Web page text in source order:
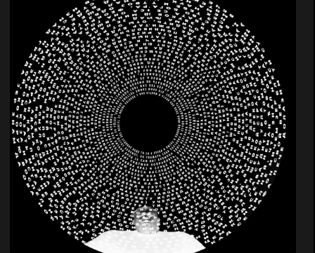
За свою богатую карьеру художник пришел к
выводу, что первоосновой всех искусств, которые он
исследовал, выступает слово: слово открывает и
завершает любое художественное произведение.
Слово — самое мощное оружие, и в то же время
самое целебное снадобье, оно может разрушать
или исцелять. Слово состоит из букв, каждая из
которых — вселенная сама по себе.
В аудиовизуальной инсталляции Slovo Неле
Карайлич знакомит нас с параллелями и общими
корнями в происхождении двух славянских языков
— русского и сербского, позиционируя слово как
наиболее абстрактное выражение человеческого
разума под сводом мироздания. Мысли
складываются в буквы, из которых рождаются стихи
двух разных художников — Александра Пушкина на
русском языке и Неле Карайлич на сербском.
Неле декламирует стихи с различными эмоциями и
интонациями, стремясь таким образом вывести
слушателя за рамки буквального значения
произнесенного. Ритм, мелодия и гармония